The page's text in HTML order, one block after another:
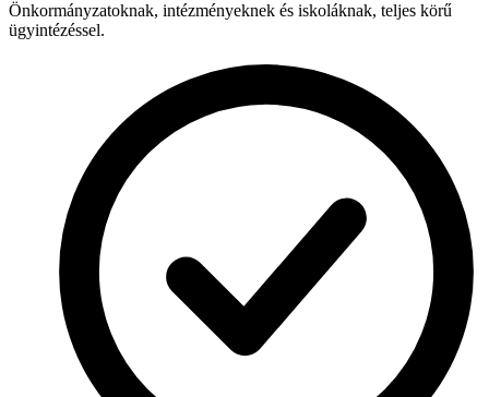
Önkormányzatoknak, intézményeknek és iskoláknak, teljes körű
ügyintézéssel.